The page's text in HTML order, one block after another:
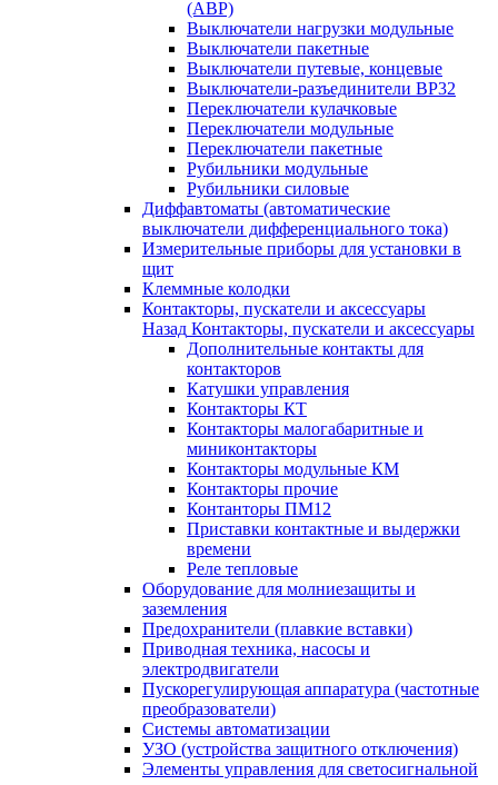
(АВР)
Выключатели нагрузки модульные
Выключатели пакетные
Выключатели путевые, концевые
Выключатели-разъединители ВР32
Переключатели кулачковые
Переключатели модульные
Переключатели пакетные
Рубильники модульные
Рубильники силовые
Диффавтоматы (автоматические
выключатели дифференциального тока)
Измерительные приборы для установки в
щит
Клеммные колодки
Контакторы, пускатели и аксессуары
Назад Контакторы, пускатели и аксессуары
Дополнительные контакты для
контакторов
Катушки управления
Контакторы КТ
Контакторы малогабаритные и
миниконтакторы
Контакторы модульные КМ
Контакторы прочие
Контанторы ПМ12
Приставки контактные и выдержки
времени
Реле тепловые
Оборудование для молниезащиты и
заземления
Предохранители (плавкие вставки)
Приводная техника, насосы и
электродвигатели
Пускорегулирующая аппаратура (частотные
преобразователи)
Системы автоматизации
УЗО (устройства защитного отключения)
Элементы управления для светосигнальной